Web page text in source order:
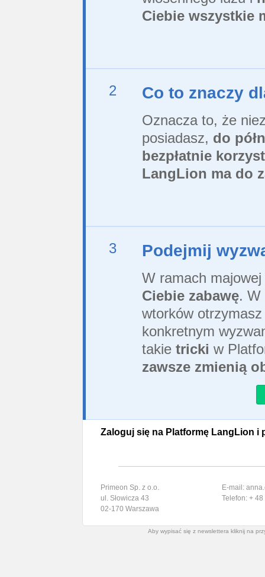
Ciebie wszystkie
2 Co to znaczy
Oznacza to, że
posiadasz, do
bezpłatnie
LangLion ma do
3 Podejmij
W ramach
Ciebie zabawę. W
wtorków
konkretnym
takie tricki w
zawsze zmienią
Zaloguj się na Platformę LangLion i
Primeon Sp. z o.o.
ul. Słowicza 43
02-170 Warszawa
E-mail:
Telefon: +
Aby wypisać się z newslettera kliknij na